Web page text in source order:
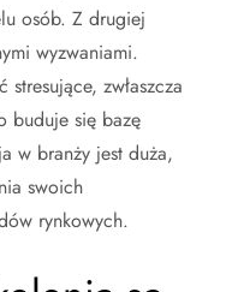
osób. Z drugiej
wyzwaniami.
zwłaszcza
buduje się bazę
w branży jest duża,
swoich
rynkowych.